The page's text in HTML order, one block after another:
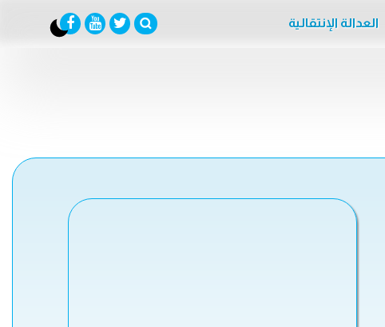
العدالة الإنتقالية